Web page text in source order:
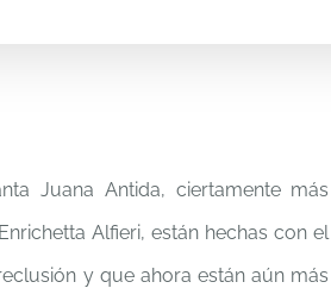
Juana Antida, ciertamente más
Alfieri, están hechas con el
y que ahora están aún más